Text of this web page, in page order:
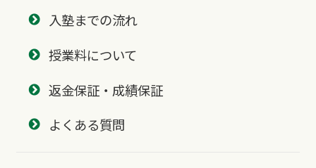
入塾までの流れ
授業料について
返金保証・成績保証
よくある質問